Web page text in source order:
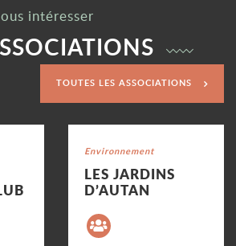
intéresser
TOUTES LES ASSOCIATIONS
Catégorie : "
Environnement
LES JARDINS
D’AUTAN